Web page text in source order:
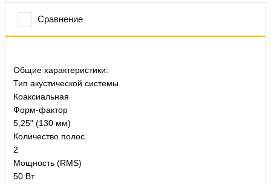
Сравнение
Общие характеристики:
Тип акустической системы
Коаксиальная
Форм-фактор
5,25" (130 мм)
Количество полос
2
Мощность (RMS)
50 Вт